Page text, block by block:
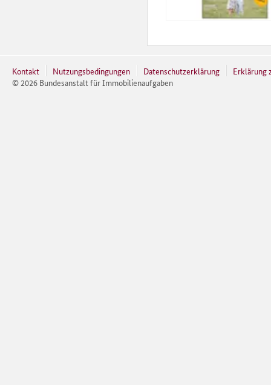
Kontakt Nutzungsbedingungen Datenschutzerklärung
Erklärung
© 2026 Bundesanstalt für Immobilienaufgaben